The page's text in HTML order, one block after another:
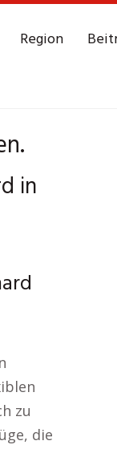
Region
in
zu
die